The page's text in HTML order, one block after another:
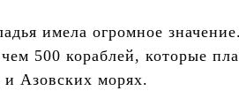
имела огромное
500 кораблей, которые
Азовских морях.